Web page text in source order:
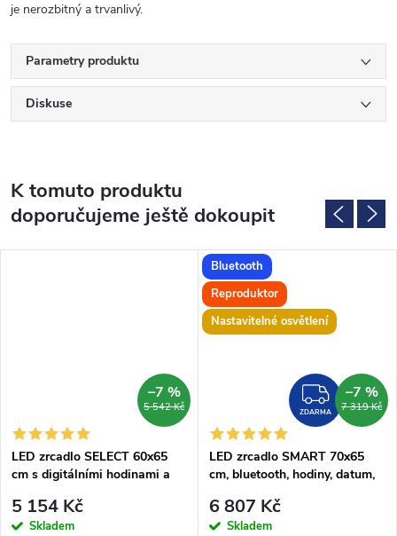
je nerozbitný a trvanlivý.
Parametry produktu
Diskuse
K tomuto produktu
doporučujeme ještě dokoupit
5 542 Kč
–7 %
LED zrcadlo SELECT 60x65
cm s digitálními hodinami a
5 154 Kč
Skladem
Bluetooth
Reproduktor
Nastavitelné osvětlení
ZDARMA 7 319 Kč
–7 %
LED zrcadlo SMART 70x65
cm, bluetooth, hodiny, datum,
6 807 Kč
Skladem